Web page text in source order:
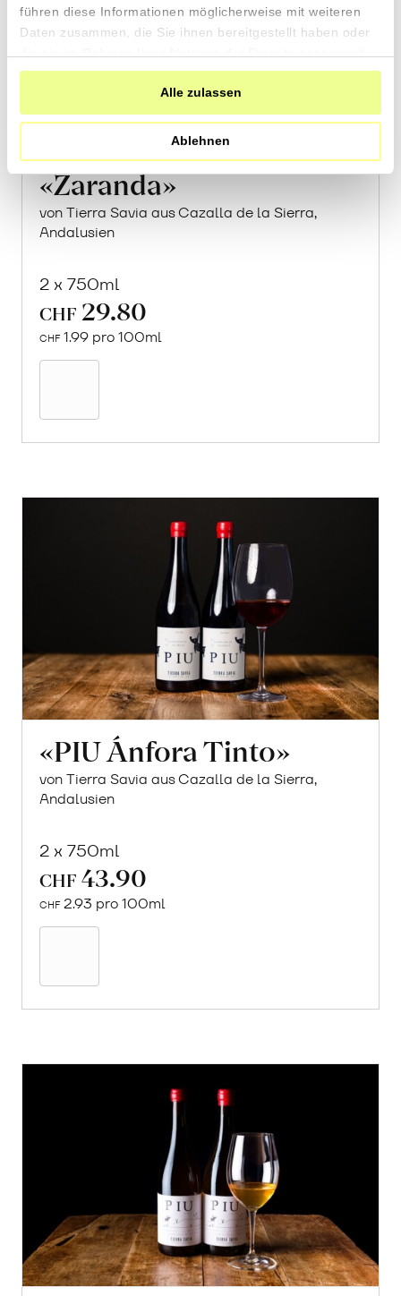
führen diese Informationen möglicherweise mit weiteren
Daten zusammen, die Sie ihnen bereitgestellt haben oder
haben.
Alle zulassen
Ablehnen
«Zaranda»
von Tierra Savia aus Cazalla de la Sierra,
Andalusien
2 x 750ml
CHF 29.80
CHF 1.99 pro 100ml
«PIU Ánfora Tinto»
von Tierra Savia aus Cazalla de la Sierra,
Andalusien
2 x 750ml
CHF 43.90
CHF 2.93 pro 100ml